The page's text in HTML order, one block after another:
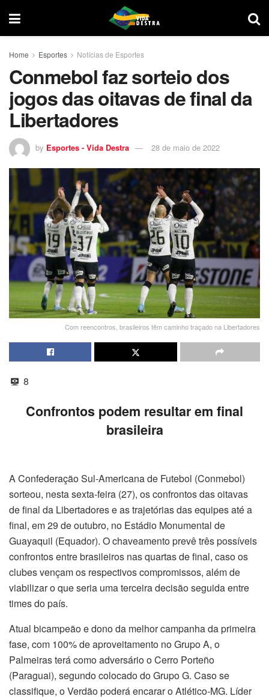
Home Esportes Notícias de Esportes
Conmebol faz sorteio dos
jogos das oitavas de final da
Libertadores
by Esportes - Vida Destra 28 de maio de 2022
Com reencontros, brasileiros têm caminho traçado na Libertadores
8
Confrontos podem resultar em final
brasileira
A Confederação Sul-Americana de Futebol (Conmebol)
sorteou, nesta sexta-feira (27), os confrontos das oitavas
de final da Libertadores e as trajetórias das equipes até a
final, em 29 de outubro, no Estádio Monumental de
Guayaquil (Equador). O chaveamento prevê três possíveis
confrontos entre brasileiros nas quartas de final, caso os
clubes vençam os respectivos compromissos, além de
viabilizar o que seria uma terceira decisão seguida entre
times do país.
Atual bicampeão e dono da melhor campanha da primeira
fase, com 100% de aproveitamento no Grupo A, o
Palmeiras terá como adversário o Cerro Porteño
(Paraguai), segundo colocado do Grupo G. Caso se
classifique, o Verdão poderá encarar o Atlético-MG. Líder